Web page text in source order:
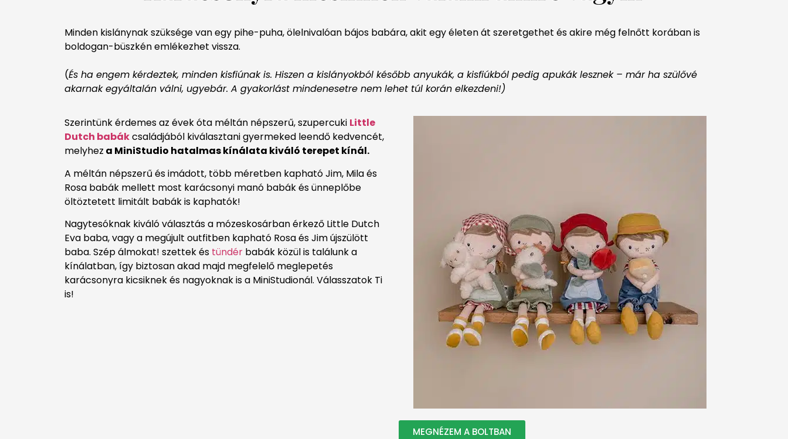
Minden kislánynak szüksége van egy pihe-puha, ölelnivalóan bájos babára, akit egy életen át szeretgethet és akire még felnőtt korában is
boldogan-büszkén emlékezhet vissza.
(És ha engem kérdeztek, minden kisfiúnak is. Hiszen a kislányokból később anyukák, a kisfiúkból pedig apukák lesznek – már ha szülővé
akarnak egyáltalán válni, ugyebár. A gyakorlást mindenesetre nem lehet túl korán elkezdeni!)
Szerintünk érdemes az évek óta méltán népszerű, szupercuki Little
Dutch babákcsaládjából kiválasztani gyermeked leendő kedvencét,
melyhez a MiniStudio hatalmas kínálata kiváló terepet kínál.
A méltán népszerű és imádott, több méretben kapható Jim, Mila és
Rosa babák mellett most karácsonyi manó babák és ünneplőbe
öltöztetett limitált babák is kaphatók!
Nagytesóknak kiváló választás a mózeskosárban érkező Little Dutch
Eva baba, vagy a megújult outfitben kapható Rosa és Jim újszülött
baba. Szép álmokat! szettek és tündér babák közül is találunk a
kínálatban, így biztosan akad majd megfelelő meglepetés
karácsonyra kicsiknek és nagyoknak is a MiniStudionál. Válasszatok Ti
is!
MEGNÉZEM A BOLTBAN